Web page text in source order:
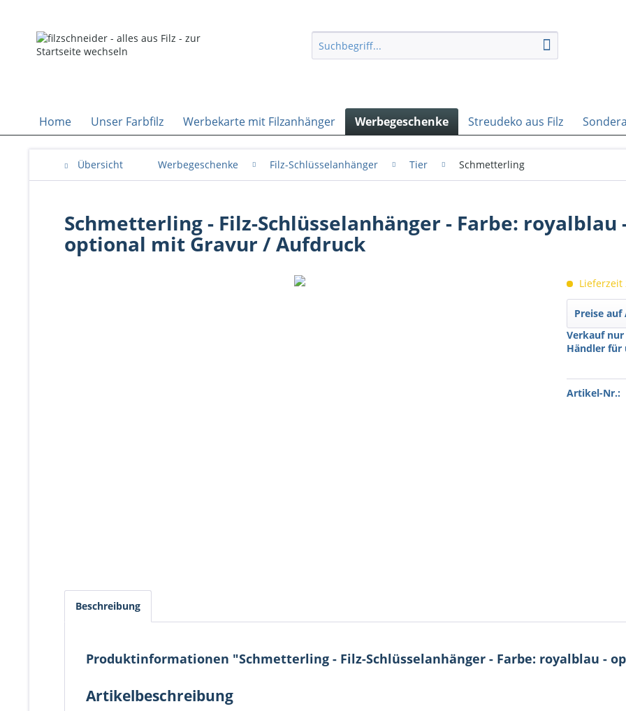
Home Unser Farbfilz Werbekarte mit Filzanhänger Werbegeschenke Streudeko aus Filz
Übersicht Werbegeschenke Filz-Schlüsselanhänger Tier Schmetterling
Schmetterling - Filz-Schlüsselanhänger - Farbe: royalblau
optional mit Gravur / Aufdruck
Lieferzeit
Preise auf
Verkauf
Händler für
Artikel-Nr.:
Beschreibung
Produktinformationen "Schmetterling - Filz-Schlüsselanhänger - Farbe: royalblau -
Artikelbeschreibung